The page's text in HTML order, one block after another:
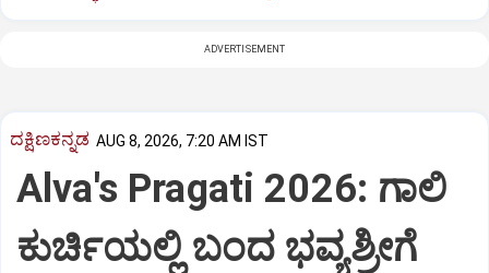
ADVERTISEMENT
ದಕ್ಷಿಣಕನ್ನಡ AUG 8, 2026, 7:20 AM IST
Alva's Pragati 2026: ಗಾಲಿ
ಕುರ್ಚಿಯಲ್ಲಿ ಬಂದ ಭವ್ಯಶ್ರೀಗೆ